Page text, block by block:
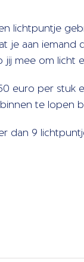
lichtpuntje
je aan iemand
jij mee om licht
euro per
te lopen
dan 9